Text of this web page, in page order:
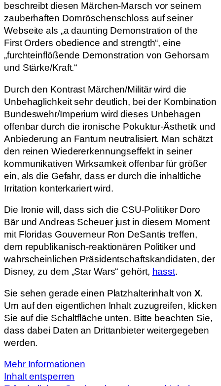
beschreibt diesen Märchen-Marsch vor seinem
zauberhaften Dornröschenschloss auf seiner
Webseite als „a daunting Demonstration of the
First Orders obedience and strength“, eine
„furchteinflößende Demonstration von Gehorsam
und Stärke/Kraft.“
Durch den Kontrast Märchen/Militär wird die
Unbehaglichkeit sehr deutlich, bei der Kombination
Bundeswehr/Imperium wird dieses Unbehagen
offenbar durch die ironische Pokuktur-Ästhetik und
Anbiederung an Fantum neutralisiert. Man schätzt
den reinen Wiedererkennungseffekt in seiner
kommunikativen Wirksamkeit offenbar für größer
ein, als die Gefahr, dass er durch die inhaltliche
Irritation konterkariert wird.
Die Ironie will, dass sich die CSU-Politiker Doro
Bär und Andreas Scheuer just in diesem Moment
mit Floridas Gouverneur Ron DeSantis treffen,
dem republikanisch-reaktionären Politiker und
wahrscheinlichen Präsidentschaftskandidaten, der
Disney, zu dem „Star Wars“ gehört, hasst.
Sie sehen gerade einen Platzhalterinhalt von X.
Um auf den eigentlichen Inhalt zuzugreifen, klicken
Sie auf die Schaltfläche unten. Bitte beachten Sie,
dass dabei Daten an Drittanbieter weitergegeben
werden.
Mehr Informationen
Inhalt entsperren